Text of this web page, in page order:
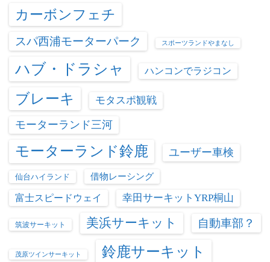
カーボンフェチ
スパ西浦モーターパーク スポーツランドやまなし
ハブ・ドラシャ ハンコンでラジコン
ブレーキ モタスポ観戦
モーターランド三河
モーターランド鈴鹿 ユーザー車検
仙台ハイランド 借物レーシング
富士スピードウェイ 幸田サーキットYRP桐山
筑波サーキット 美浜サーキット 自動車部？
茂原ツインサーキット 鈴鹿サーキット